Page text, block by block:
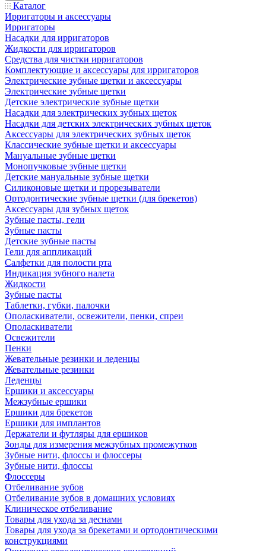
Каталог
Ирригаторы и аксессуары
Ирригаторы
Насадки для ирригаторов
Жидкости для ирригаторов
Средства для чистки ирригаторов
Комплектующие и аксессуары для ирригаторов
Электрические зубные щетки и аксессуары
Электрические зубные щетки
Детские электрические зубные щетки
Насадки для электрических зубных щеток
Насадки для детских электрических зубных щеток
Аксессуары для электрических зубных щеток
Классические зубные щетки и аксессуары
Мануальные зубные щетки
Монопучковые зубные щетки
Детские мануальные зубные щетки
Силиконовые щетки и прорезыватели
Ортодонтические зубные щетки (для брекетов)
Аксессуары для зубных щеток
Зубные пасты, гели
Зубные пасты
Детские зубные пасты
Гели для аппликаций
Салфетки для полости рта
Индикация зубного налета
Жидкости
Зубные пасты
Таблетки, губки, палочки
Ополаскиватели, освежители, пенки, спреи
Ополаскиватели
Освежители
Пенки
Жевательные резинки и леденцы
Жевательные резинки
Леденцы
Ершики и аксессуары
Межзубные ершики
Ершики для брекетов
Ершики для имплантов
Держатели и футляры для ершиков
Зонды для измерения межзубных промежутков
Зубные нити, флоссы и флоссеры
Зубные нити, флоссы
Флоссеры
Отбеливание зубов
Отбеливание зубов в домашних условиях
Клиническое отбеливание
Товары для ухода за деснами
Товары для ухода за брекетами и ортодонтическими
конструкциями